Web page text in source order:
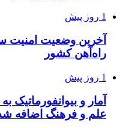
1 روز پیش
آخرین وضعیت امنیت
راه‌آهن کشور
1 روز پیش
آمار و
علم و فرهنگ اضافه